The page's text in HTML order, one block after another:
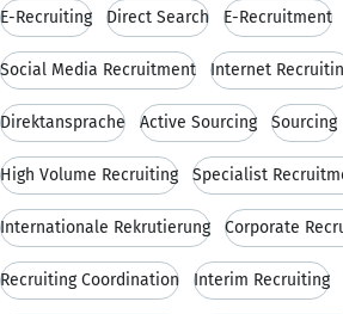
E-Recruiting Direct Search E-Recruitment
Social Media Recruitment Internet
Direktansprache Active Sourcing Sourcing
High Volume Recruiting Specialist
Internationale Rekrutierung Corporate
Recruiting Coordination Interim Recruiting